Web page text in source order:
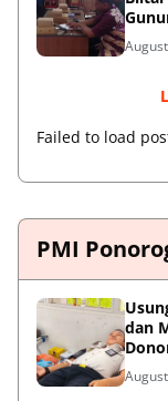
Failed to load
PMI
dan
ke-81